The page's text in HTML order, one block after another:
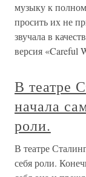
музыку к
просить их не
звучала в
версия «Careful
В театре
начала
роли.
В театре
себя роли.